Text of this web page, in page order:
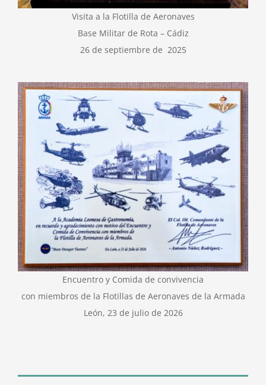
Visita a la Flotilla de Aeronaves
Base Militar de Rota – Cádiz
26 de septiembre de 2025
Encuentro y Comida de convivencia
con miembros de la Flotillas de Aeronaves de la Armada
León, 23 de julio de 2026